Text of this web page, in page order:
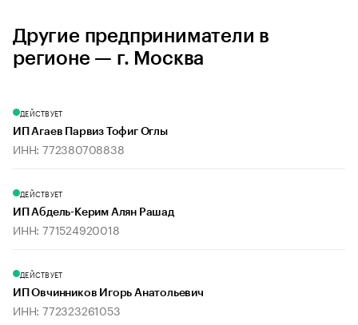
Другие предприниматели в
регионе — г. Москва
ДЕЙСТВУЕТ
ИП Агаев Парвиз Тофиг Оглы
ИНН: 772380708838
ДЕЙСТВУЕТ
ИП Абдель-Керим Алян Рашад
ИНН: 771524920018
ДЕЙСТВУЕТ
ИП Овчинников Игорь Анатольевич
ИНН: 772323261053